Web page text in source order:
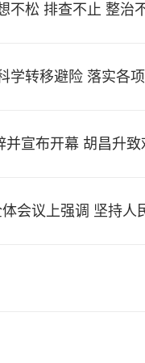
不松 排查不止 整治
学转移避险 落实各
宣布开幕 胡昌升致
会议上强调 坚持人